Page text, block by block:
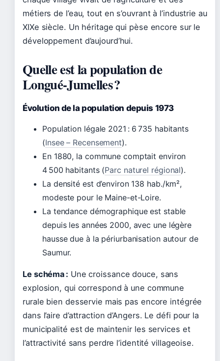
métiers de l’eau, tout en s’ouvrant à l’industrie au
XIXe siècle. Un héritage qui pèse encore sur le
développement d’aujourd’hui.
Quelle est la population de
Longué-Jumelles ?
Évolution de la population depuis 1973
Population légale 2021 : 6 735 habitants
(Insee – Recensement).
En 1880, la commune comptait environ
4 500 habitants (Parc naturel régional).
La densité est d’environ 138 hab./km²,
modeste pour le Maine-et-Loire.
La tendance démographique est stable
depuis les années 2000, avec une légère
hausse due à la périurbanisation autour de
Saumur.
Le schéma : Une croissance douce, sans
explosion, qui correspond à une commune
rurale bien desservie mais pas encore intégrée
dans l’aire d’attraction d’Angers. Le défi pour la
municipalité est de maintenir les services et
l’attractivité sans perdre l’identité villageoise.